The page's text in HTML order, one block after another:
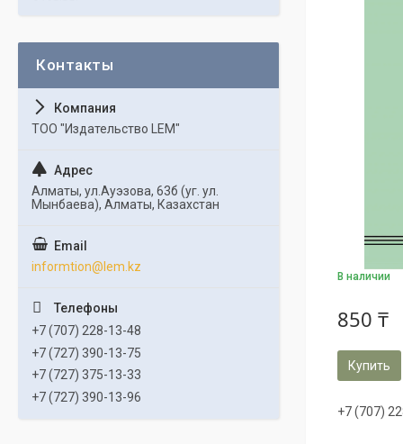
В наличии
850 ₸
Купить
+7 (707)
ТОО "Издательство LEM"
Алматы, ул.Ауэзова, 63б (уг. ул.
Мынбаева), Алматы, Казахстан
informtion@lem.kz
+7 (707) 228-13-48
+7 (727) 390-13-75
+7 (727) 375-13-33
+7 (727) 390-13-96